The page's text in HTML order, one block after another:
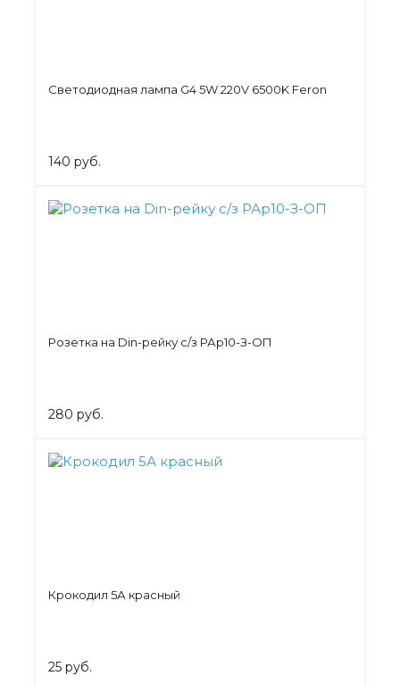
Светодиодная лампа G4 5W 220V 6500K Feron
140 руб.
Розетка на Din-рейку с/з РАр10-З-ОП
280 руб.
Крокодил 5А красный
25 руб.